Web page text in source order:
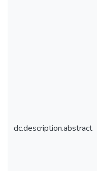
dc.description.abstract